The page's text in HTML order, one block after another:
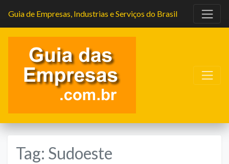
Guia de Empresas, Industrias e Serviços do Brasil
Tag: Sudoeste